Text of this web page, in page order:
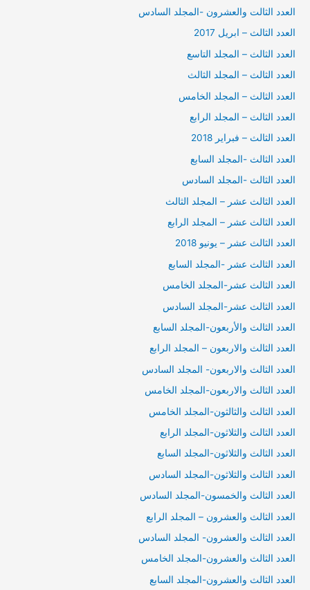
العدد الثالت والعشرون -المجلد السادس
العدد الثالث – ابريل 2017
العدد الثالث – المجلد التاسع
العدد الثالث – المجلد الثالث
العدد الثالث – المجلد الخامس
العدد الثالث – المجلد الرابع
العدد الثالث – فبراير 2018
العدد الثالث -المجلد السابع
العدد الثالث -المجلد السادس
العدد الثالث عشر – المجلد الثالث
العدد الثالث عشر – المجلد الرابع
العدد الثالث عشر – يونيو 2018
العدد الثالث عشر -المجلد السابع
العدد الثالث عشر-المجلد الخامس
العدد الثالث عشر-المجلد السادس
العدد الثالث والأربعون-المجلد السابع
العدد الثالث والاربعون – المجلد الرابع
العدد الثالث والاربعون- المجلد السادس
العدد الثالث والاربعون-المجلد الخامس
العدد الثالث والثالثون-المجلد الخامس
العدد الثالث والثلاثون-المجلد الرابع
العدد الثالث والثلاثون-المجلد السابع
العدد الثالث والثلاثون-المجلد السادس
العدد الثالث والخمسون-المجلد السادس
العدد الثالث والعشرون – المجلد الرابع
العدد الثالث والعشرون- المجلد السادس
العدد الثالث والعشرون-المجلد الخامس
العدد الثالث والعشرون-المجلد السابع